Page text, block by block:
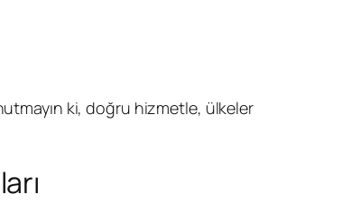
ki, doğru hizmetle, ülkeler